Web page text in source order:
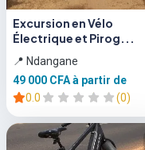
Excursion en Vélo
Électrique et Pirog...
📍 Ndangane
49 000 CFAà partir de
0.0
(0)